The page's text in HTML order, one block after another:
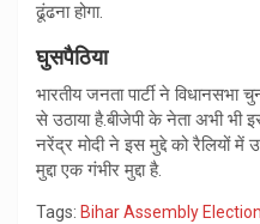
ढूंढना होगा.
घुसपैठिया
भारतीय जनता पार्टी ने विधानसभा
से उठाया है.बीजेपी के नेता अभी भी
नरेंद्र मोदी ने इस मुद्दे को रैलियों
मुद्दा एक गंभीर मुद्दा है.
Tags: Bihar Assembly